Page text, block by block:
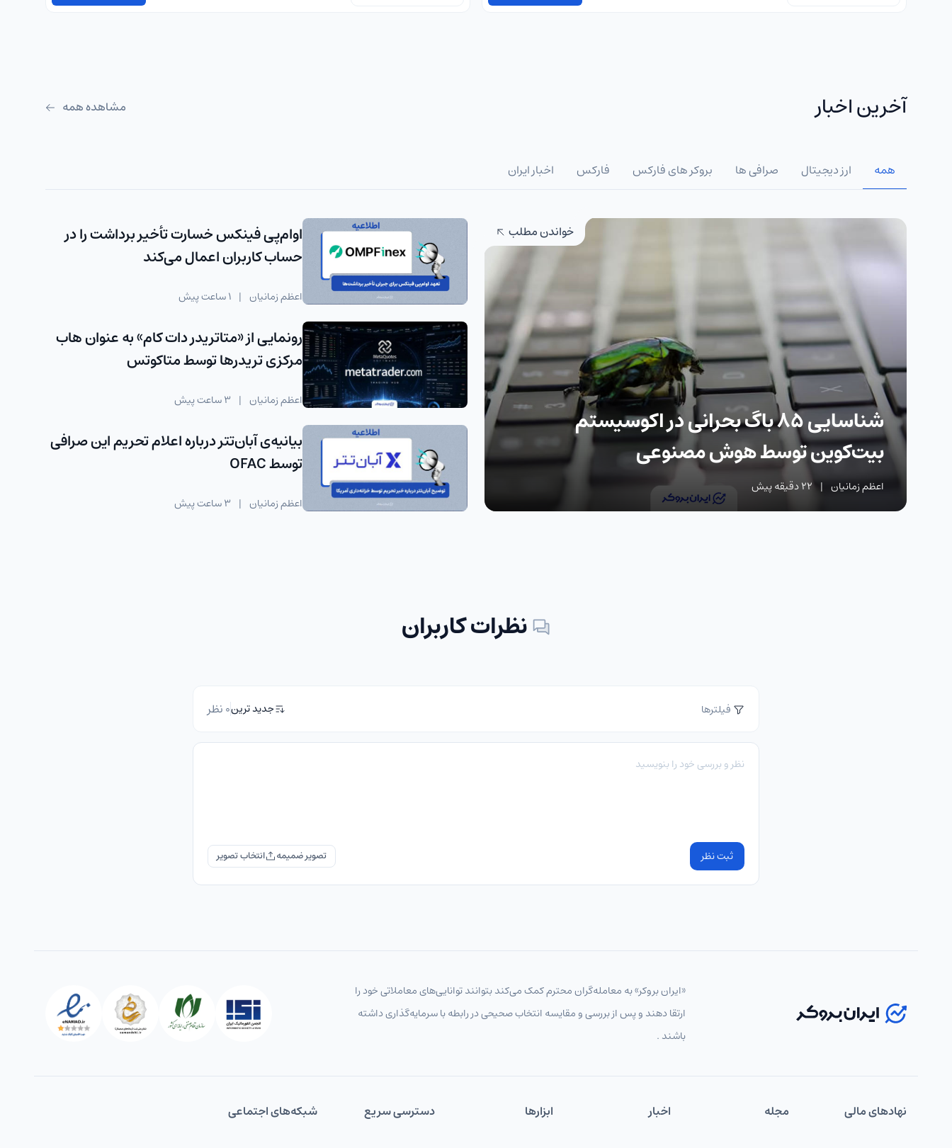
آخرین اخبار مشاهده همه
همه ارز دیجیتال صرافی ها بروکر های فارکس فارکس اخبار ایران
شناسایی ۸۵ باگ بحرانی در اکوسیستم
بیت‌کوین توسط هوش مصنوعی
اعظم زمانیان | 22 دقیقه پیش
خواندن مطلب
اوام‌پی فینکس خسارت تأخیر برداشت را در
حساب کاربران اعمال می‌کند
اعظم زمانیان | 1 ساعت پیش
رونمایی از «متاتریدر دات کام» به عنوان هاب
مرکزی تریدرها توسط متاکوتس
اعظم زمانیان | 3 ساعت پیش
بیانیه‌ی آبان‌تتر درباره اعلام تحریم این صرافی
توسط OFAC
اعظم زمانیان | 3 ساعت پیش
نظرات کاربران
فیلترها جدید ترین0 نظر
ثبت نظر تصویر ضمیمه
«ایران بروکر» به معامله‌گران محترم کمک می‌کند بتوانند توانایی‌های معاملاتی خود را
ارتقا دهند و پس از بررسی و مقایسه انتخاب‌ صحیحی در رابطه با سرمایه‌گذاری داشته
باشند .
نهاد‌های مالی مجله اخبار ابزارها دسترسی سریع شبکه‌های اجتماعی